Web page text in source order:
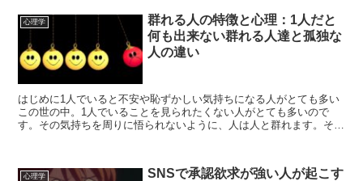
心理学
群れる人の特徴と心理：1人だと
何も出来ない群れる人達と孤独な
人の違い
はじめに1人でいると不安や恥ずかしい気持ちになる人がとても多い
この世の中。1人でいることを見られたくない人がとても多いので
す。その気持ちを周りに悟られないように、人は人と群れます。その
心理学
SNSで承認欲求が強い人が起こす